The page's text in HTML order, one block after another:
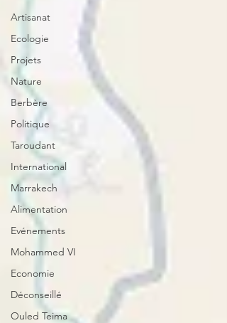
Artisanat
Ecologie
Projets
Nature
Berbère
Politique
Taroudant
International
Marrakech
Alimentation
Evénements
Mohammed VI
Economie
Déconseillé
Ouled Teima